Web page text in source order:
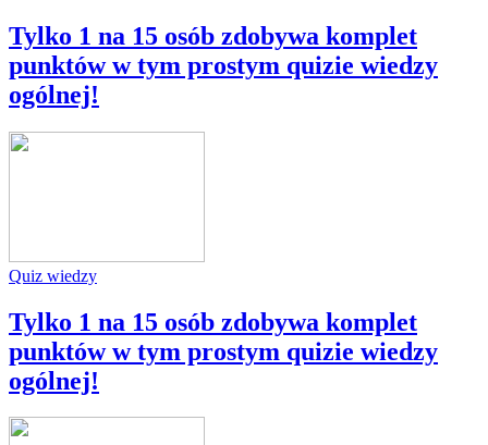
Tylko 1 na 15 osób zdobywa komplet
punktów w tym prostym quizie wiedzy
ogólnej!
Quiz wiedzy
Tylko 1 na 15 osób zdobywa komplet
punktów w tym prostym quizie wiedzy
ogólnej!